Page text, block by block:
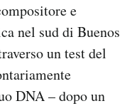
e
nel sud di Buenos
un test del
DNA – dopo un